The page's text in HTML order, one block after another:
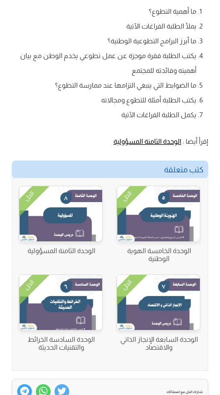
ما أهمية التطوع؟
يملأ الطلبة الفراغات الآتية
ما أبرز البرامج التطوعية الوطنية؟
يكتب الطلبة فقرة موجزة عن عمل تطوعي يخدم الوطن مع بيان
أهميته وفائدته للمجتمع
ما الضوابط التي ينبغي التزامها عند ممارسة التطوع؟
يكتب الطلبة أمثلة للتطوع ومجالاته
يكمل الطلبة الفراغات الآتية
إقرأ أيضا :الوحدة الثامنة المسؤولية
كتب متعلقة
الحل
الوحدة الخامسة الهوية
الوطنية
الحل
الوحدة الثامنة المسؤولية
الحل
الوحدة السابعة الإنجاز الذاتي
والاقتصاد
الحل
الوحدة السادسة الخرائط
والتقنيات الحديثة
شارك الحل مع اصدقائك